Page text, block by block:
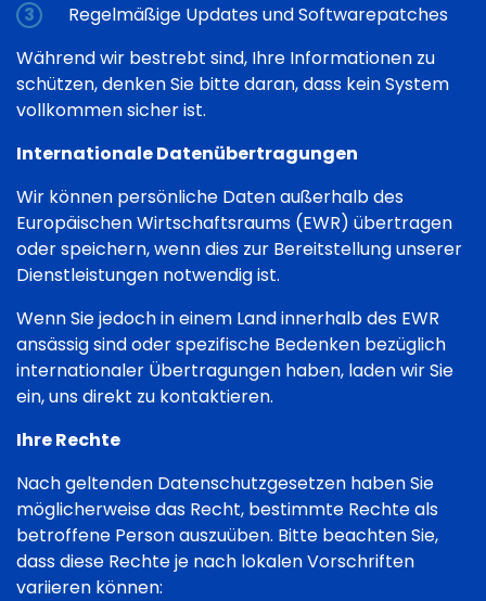
Regelmäßige Updates und Softwarepatches
Während wir bestrebt sind, Ihre Informationen zu
schützen, denken Sie bitte daran, dass kein System
vollkommen sicher ist.
Internationale Datenübertragungen
Wir können persönliche Daten außerhalb des
Europäischen Wirtschaftsraums (EWR) übertragen
oder speichern, wenn dies zur Bereitstellung unserer
Dienstleistungen notwendig ist.
Wenn Sie jedoch in einem Land innerhalb des EWR
ansässig sind oder spezifische Bedenken bezüglich
internationaler Übertragungen haben, laden wir Sie
ein, uns direkt zu kontaktieren.
Ihre Rechte
Nach geltenden Datenschutzgesetzen haben Sie
möglicherweise das Recht, bestimmte Rechte als
betroffene Person auszuüben. Bitte beachten Sie,
dass diese Rechte je nach lokalen Vorschriften
variieren können: